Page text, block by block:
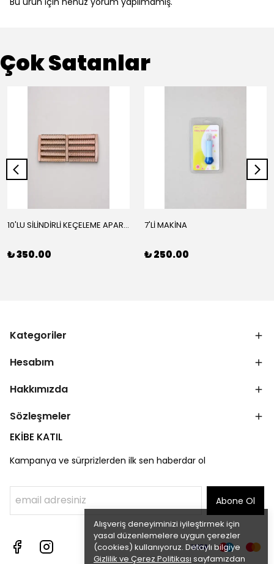
Alışveriş deneyiminizi iyileştirmek için
yasal düzenlemelere uygun çerezler
(cookies) kullanıyoruz. Detaylı bilgiye
Gizlilik ve Çerez Politikası sayfamızdan
Çok Satanlar
10'LU SİLİNDİRLİ KEÇELEME APARATI
₺ 350.00
7'Lİ MAKİNA
₺ 250.00
Kategoriler
Hesabım
Hakkımızda
Sözleşmeler
EKİBE KATIL
Kampanya ve sürprizlerden ilk sen haberdar ol
Abone Ol